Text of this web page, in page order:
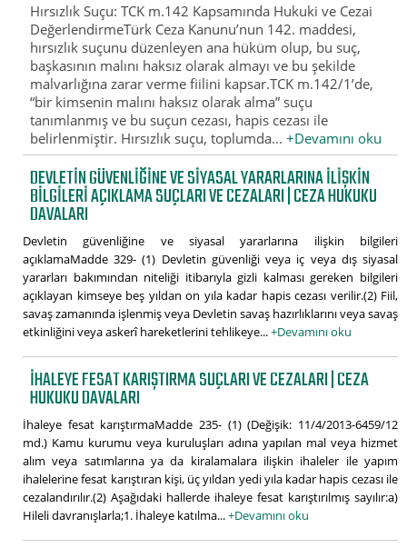
Hırsızlık Suçu: TCK m.142 Kapsamında Hukuki ve Cezai
DeğerlendirmeTürk Ceza Kanunu’nun 142. maddesi,
hırsızlık suçunu düzenleyen ana hüküm olup, bu suç,
başkasının malını haksız olarak almayı ve bu şekilde
malvarlığına zarar verme fiilini kapsar.TCK m.142/1’de,
“bir kimsenin malını haksız olarak alma” suçu
tanımlanmış ve bu suçun cezası, hapis cezası ile
belirlenmiştir. Hırsızlık suçu, toplumda...+Devamını oku
DEVLETIN GÜVENLIĞINE VE SIYASAL YARARLARINA ILIŞKIN
BILGILERI AÇIKLAMA SUÇLARI VE CEZALARI | CEZA HUKUKU
DAVALARI
Devletin güvenliğine ve siyasal yararlarına ilişkin bilgileri
açıklamaMadde 329- (1) Devletin güvenliği veya iç veya dış siyasal
yararları bakımından niteliği itibarıyla gizli kalması gereken bilgileri
açıklayan kimseye beş yıldan on yıla kadar hapis cezası verilir.(2) Fiil,
savaş zamanında işlenmiş veya Devletin savaş hazırlıklarını veya savaş
etkinliğini veya askerî hareketlerini tehlikeye...+Devamını oku
İHALEYE FESAT KARIŞTIRMA SUÇLARI VE CEZALARI | CEZA
HUKUKU DAVALARI
İhaleye fesat karıştırmaMadde 235- (1) (Değişik: 11/4/2013-6459/12
md.) Kamu kurumu veya kuruluşları adına yapılan mal veya hizmet
alım veya satımlarına ya da kiralamalara ilişkin ihaleler ile yapım
ihalelerine fesat karıştıran kişi, üç yıldan yedi yıla kadar hapis cezası ile
cezalandırılır.(2) Aşağıdaki hallerde ihaleye fesat karıştırılmış sayılır:a)
Hileli davranışlarla;1. İhaleye katılma...+Devamını oku